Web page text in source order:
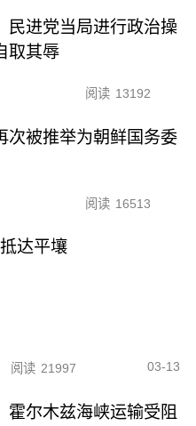
民进党当局进行政治操
取其辱
阅读 13192
次被推举为朝鲜国务委
阅读 16513
达平壤
阅读 21997 03-13
霍尔木兹海峡运输受阻